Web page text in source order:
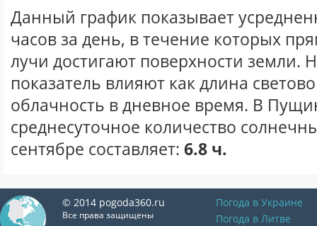
Данный график показывает
часов за день, в течение которых
лучи достигают поверхности земли.
показатель влияют как длина
облачность в дневное время. В
среднесуточное количество
сентябре составляет: 6.8 ч.
© 2014 pogoda360.ru
Все права защищены
Погода в Украине
Погода в Литве